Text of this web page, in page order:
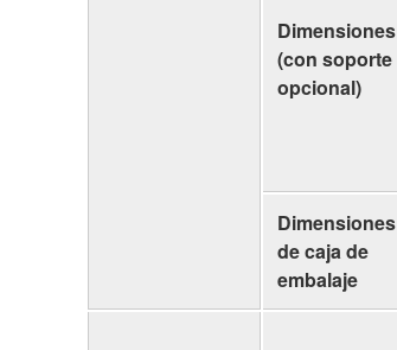
Dimensiones
(con soporte
opcional)
Dimensiones
de caja de
embalaje